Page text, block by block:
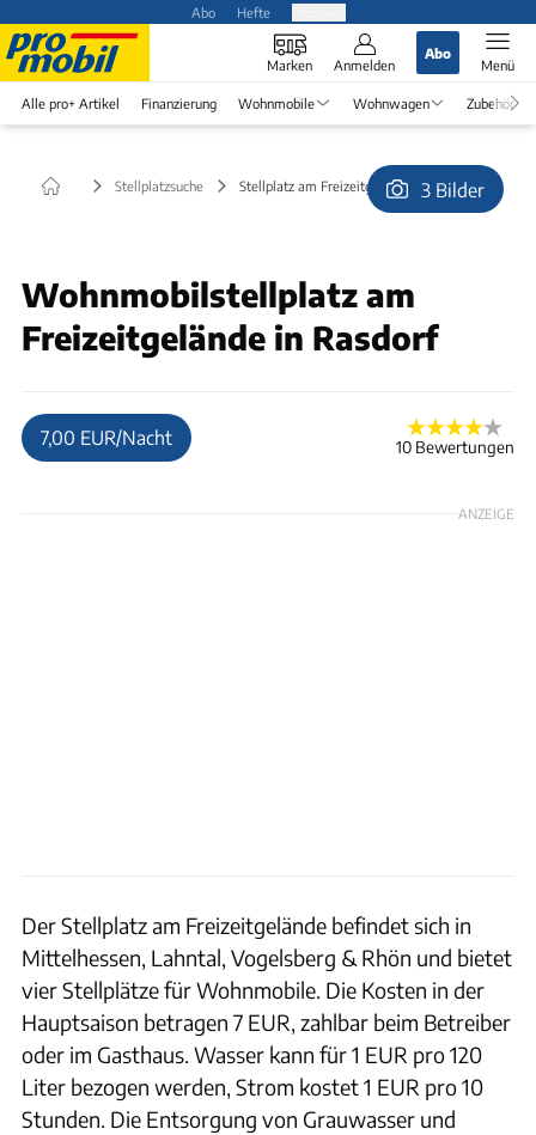
Abo Hefte
Marken Anmelden
Abo
Menü
Alle pro+ Artikel Finanzierung Wohnmobile Wohnwagen Zubehör
Stellplatzsuche Stellplatz am Freizeitgelände in Rasdorf
3 Bilder
Wohnmobilstellplatz am
Freizeitgelände in Rasdorf
7,00 EUR/Nacht 10 Bewertungen
ANZEIGE
Der Stellplatz am Freizeitgelände befindet sich in
Mittelhessen, Lahntal, Vogelsberg & Rhön und bietet
vier Stellplätze für Wohnmobile. Die Kosten in der
Hauptsaison betragen 7 EUR, zahlbar beim Betreiber
oder im Gasthaus. Wasser kann für 1 EUR pro 120
Liter bezogen werden, Strom kostet 1 EUR pro 10
Stunden. Die Entsorgung von Grauwasser und